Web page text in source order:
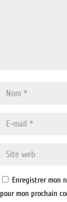
Enregistrer mon
pour mon prochain